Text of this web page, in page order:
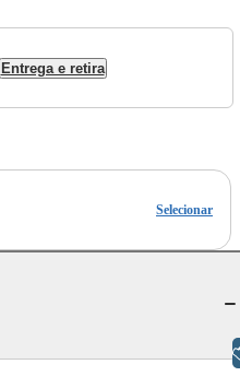
Entrega e retira
Selecionar